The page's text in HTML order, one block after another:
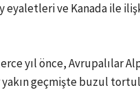
ve Kanada ile
yıl önce, Avrupalılar
geçmişte buzul